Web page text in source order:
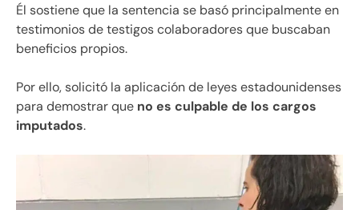
Él sostiene que la sentencia se basó principalmente en
testimonios de testigos colaboradores que buscaban
beneficios propios.
Por ello, solicitó la aplicación de leyes estadounidenses
para demostrar que no es culpable de los cargos
imputados.